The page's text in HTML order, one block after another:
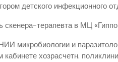
детского инфекционного
терапевта в МЦ
микробиологии и
хозрасчетн.